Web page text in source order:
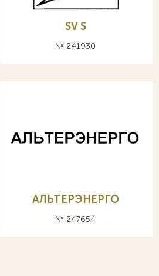
SV S
№ 241930
АЛЬТЕРЭНЕРГО
№ 247654